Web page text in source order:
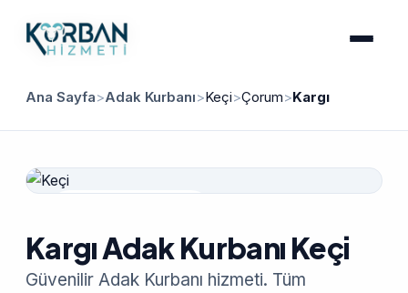
Ana Sayfa>Adak Kurbanı>Keçi>Çorum>Kargı
Kargı Adak Kurbanı Keçi
Güvenilir Adak Kurbanı hizmeti. Tüm